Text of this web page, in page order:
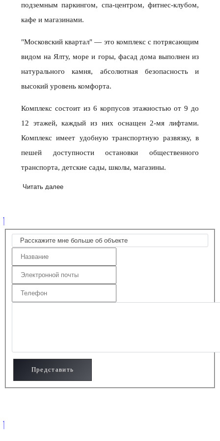
подземным паркингом, спа-центром, фитнес-клубом,
кафе и магазинами.
"Московский квартал" — это комплекс с потрясающим
видом на Ялту, море и горы, фасад дома выполнен из
натурального камня, абсолютная безопасность и
высокий уровень комфорта.
Комплекс состоит из 6 корпусов этажностью от 9 до
12 этажей, каждый из них оснащен 2-мя лифтами.
Комплекс имеет удобную транспортную развязку, в
пешей доступности остановки общественного
транспорта, детские сады, школы, магазины.
Читать далее